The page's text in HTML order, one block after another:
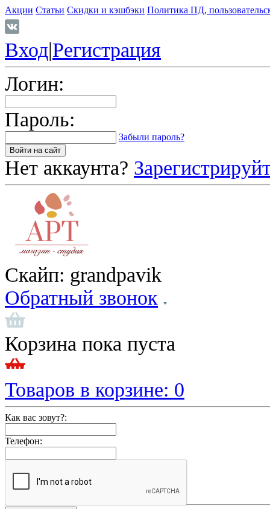
Акции Статьи Скидки и кэшбэки Политика ПД,
Вход|Регистрация
Логин:
Пароль:
Забыли пароль?
Нет аккаунта?
Скайп: grandpavik
Обратный звонок
Корзина пока пуста
Товаров в корзине: 0
Как вас зовут?:
Телефон: